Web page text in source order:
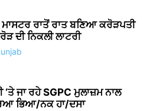
ਮਾਸਟਰ ਰਾਤੋਂ ਰਾਤ ਬਣਿਆ ਕਰੋੜਪਤੀ
ਦੀ ਨਿਕਲੀ ਲਾਟਰੀ
‘ਤੇ ਜਾ ਰਹੇ SGPC ਮੁਲਾਜ਼ਮ ਨਾਲ
ਭਿਆ/ਨਕ ਹਾ/ਦਸਾ